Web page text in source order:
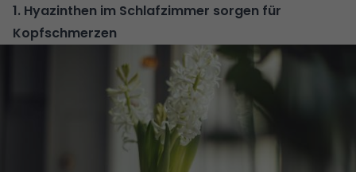
1. Hyazinthen im Schlafzimmer sorgen für
Kopfschmerzen